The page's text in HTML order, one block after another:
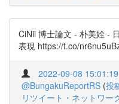
CiNii 博士論文 - 朴美姾 -
表現 https://t.co/
2022-09-08 15:01:19
@BungakuReportRS (投
リツイート・ネットワー